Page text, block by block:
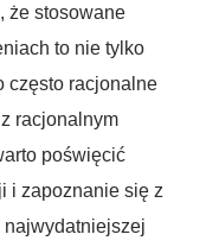
że stosowane
to nie tylko
często racjonalne
racjonalnym
poświęcić
i zapoznanie się z
najwydatniejszej